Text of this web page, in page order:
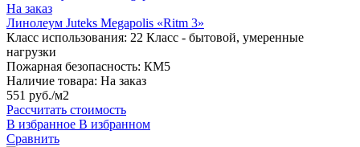
На заказ
Линолеум Juteks Megapolis «Ritm 3»
Класс использования: 22 Класс - бытовой, умеренные
нагрузки
Пожарная безопасность: КМ5
Наличие товара: На заказ
551 руб./м2
Рассчитать стоимость
В избранное В избранном
Сравнить